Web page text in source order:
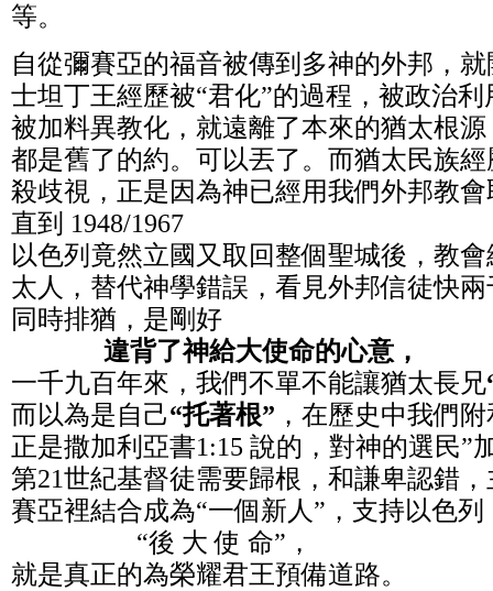
等。
自從彌賽亞的福音被傳到多神的外邦，
士坦丁王經歷被“君化”的過程，被政治
被加料異教化，就遠離了本來的猶太根
都是舊了的約。可以丟了。而猶太民族
殺歧視，正是因為神已經用我們外邦教
直到 1948/1967
以色列竟然立國又取回整個聖城後，教
太人，替代神學錯誤，看見外邦信徒快
同時排猶，是剛好
違背了神給大使命的心意，
一千九百年來，我們不單不能讓猶太長兄
而以為是自己“托著根” ，在歷史中我們
正是撒加利亞書1:15 說的，對神的選民”
第21世紀基督徒需要歸根，和謙卑認錯
賽亞裡結合成為“一個新人”，支持以色列
“後 大 使 命”，
就是真正的為榮耀君王預備道路。